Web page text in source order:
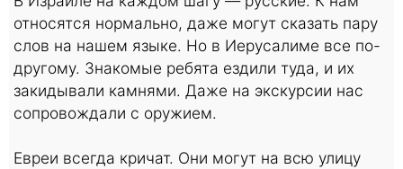
относятся нормально, даже могут сказать пару
слов на нашем языке. Но в Иерусалиме все по-
другому. Знакомые ребята ездили туда, и их
закидывали камнями. Даже на экскурсии нас
сопровождали с оружием.
Евреи всегда кричат. Они могут на всю улицу